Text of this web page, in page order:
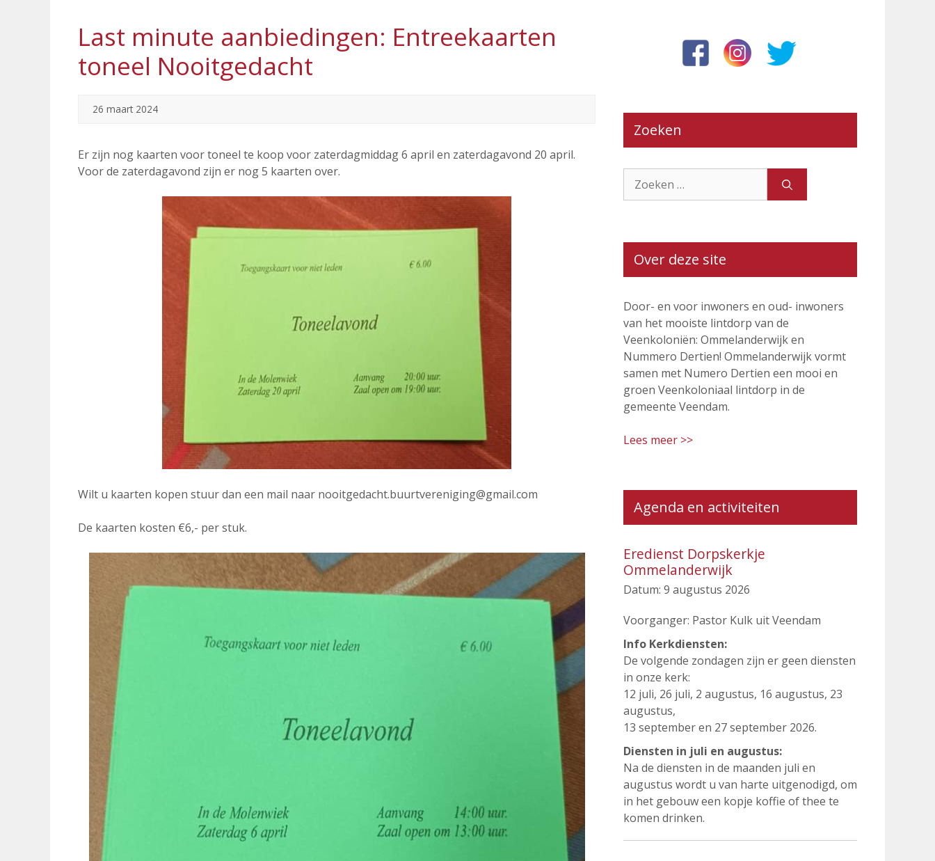
Last minute aanbiedingen: Entreekaarten
toneel Nooitgedacht
26 maart 2024
Er zijn nog kaarten voor toneel te koop voor zaterdagmiddag 6 april en zaterdagavond 20 april.
Voor de zaterdagavond zijn er nog 5 kaarten over.
Wilt u kaarten kopen stuur dan een mail naar nooitgedacht.buurtvereniging@gmail.com
De kaarten kosten €6,- per stuk.
Zoeken
naar:
Over deze site
Door- en voor inwoners en oud- inwoners
van het mooiste lintdorp van de
Veenkoloniën: Ommelanderwijk en
Nummero Dertien! Ommelanderwijk vormt
samen met Numero Dertien een mooi en
groen Veenkoloniaal lintdorp in de
gemeente Veendam.
Lees meer >>
Agenda en activiteiten
Eredienst Dorpskerkje
Ommelanderwijk
Datum: 9 augustus 2026
Voorganger: Pastor Kulk uit Veendam
Info Kerkdiensten:
De volgende zondagen zijn er geen diensten
in onze kerk:
12 juli, 26 juli, 2 augustus, 16 augustus, 23
augustus,
13 september en 27 september 2026.
Diensten in juli en augustus:
Na de diensten in de maanden juli en
augustus wordt u van harte uitgenodigd, om
in het gebouw een kopje koffie of thee te
komen drinken.